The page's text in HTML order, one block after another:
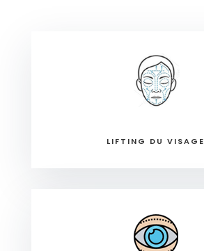
LIFTING DU VISAGE